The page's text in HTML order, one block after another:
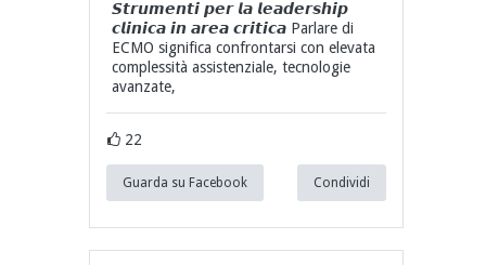
𝙎𝙩𝙧𝙪𝙢𝙚𝙣𝙩𝙞 𝙥𝙚𝙧 𝙡𝙖 𝙡𝙚𝙖𝙙𝙚𝙧𝙨𝙝𝙞𝙥
𝙘𝙡𝙞𝙣𝙞𝙘𝙖 𝙞𝙣 𝙖𝙧𝙚𝙖 𝙘𝙧𝙞𝙩𝙞𝙘𝙖 Parlare di
ECMO significa confrontarsi con elevata
complessità assistenziale, tecnologie
avanzate,
22
Guarda su Facebook Condividi